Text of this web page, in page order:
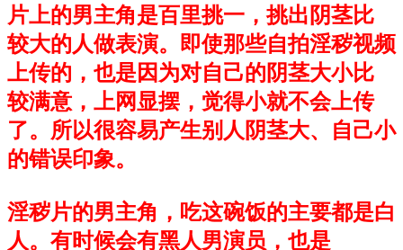
片上的男主角是百里挑一，挑出阴茎比
较大的人做表演。即使那些自拍淫秽视频
上传的，也是因为对自己的阴茎大小比
较满意，上网显摆，觉得小就不会上传
了。所以很容易产生别人阴茎大、自己小
的错误印象。
淫秽片的男主角，吃这碗饭的主要都是白
人。有时候会有黑人男演员，也是